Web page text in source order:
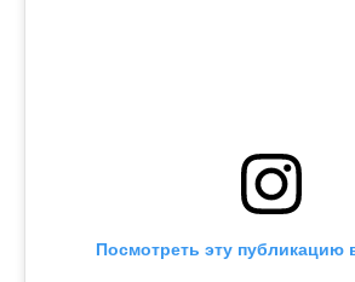
Посмотреть эту публикацию